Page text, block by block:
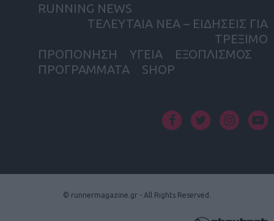
RUNNING NEWS
ΤΕΛΕΥΤΑΙΑ ΝΕΑ – ΕΙΔΗΣΕΙΣ ΓΙΑ
ΤΡΕΞΙΜΟ
ΠΡΟΠΟΝΗΣΗ
ΥΓΕΙΑ
ΕΞΟΠΛΙΣΜΟΣ
ΠΡΟΓΡΑΜΜΑΤΑ
SHOP
© runnermagazine.gr - All Rights Reserved.